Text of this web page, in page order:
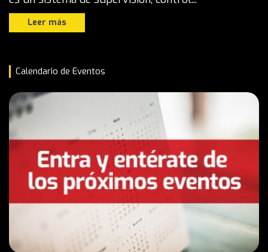
Leer más
Calendario de Eventos